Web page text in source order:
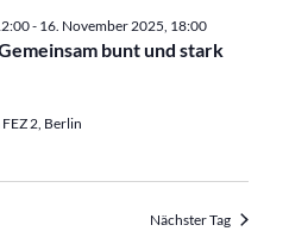
bunt und stark
- 16. November 2025, 18:00
2, Berlin
Nächster Tag